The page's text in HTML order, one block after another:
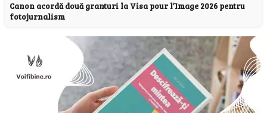
Canon acordă două granturi la Visa pour l’Image 2026 pentru
fotojurnalism